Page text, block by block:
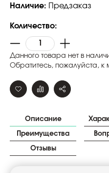
Наличие: Предзаказ
Количество:
Данного товара нет в
Обратитесь, пожалуйста, к
Описание
Преимущества
Отзывы